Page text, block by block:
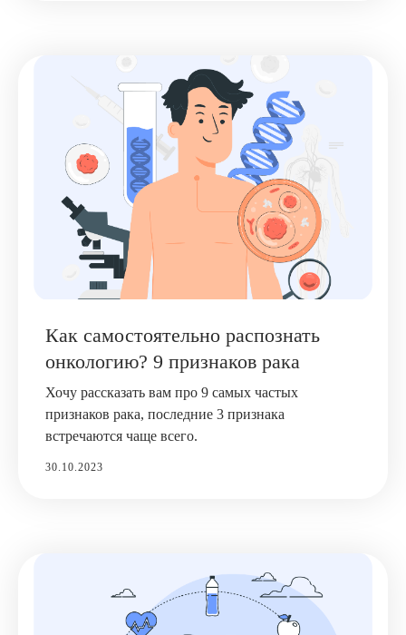
Как самостоятельно распознать
онкологию? 9 признаков рака
Хочу рассказать вам про 9 самых частых
признаков рака, последние 3 признака
встречаются чаще всего.
30.10.2023